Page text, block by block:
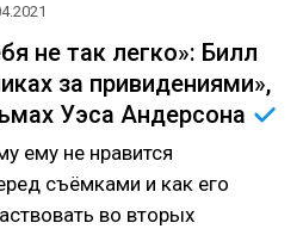
не так легко»: Билл
за привидениями»,
Уэса Андерсона
ему не нравится
съёмками и как его
во вторых